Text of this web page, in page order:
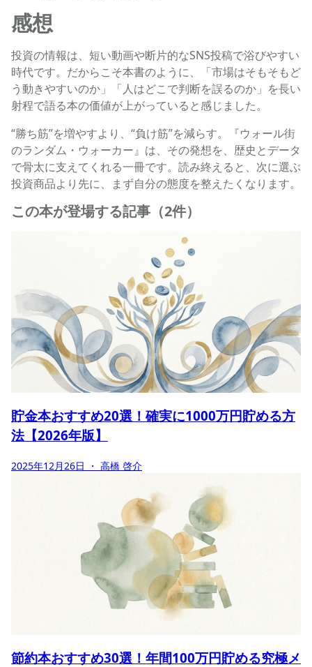
感想
投資の情報は、短い動画や断片的なSNS投稿で浴びやすい
時代です。だからこそ本書のように、「市場はそもそもど
う動きやすいのか」「人はどこで判断を誤るのか」を長い
射程で語る本の価値が上がっていると感じました。
“勝ち筋”を増やすより、“負け筋”を減らす。『ウォール街
のランダム・ウォーカー』は、その発想を、歴史とデータ
で骨太に支えてくれる一冊です。読み終えると、次に選ぶ
投資商品より先に、まず自分の態度を整えたくなります。
この本が登場する記事（2件）
貯金本おすすめ20選！確実に1000万円貯める方
法【2026年版】
2025年12月26日 ・ 高橋 啓介
節約本おすすめ30選！年間100万円貯める究極メ